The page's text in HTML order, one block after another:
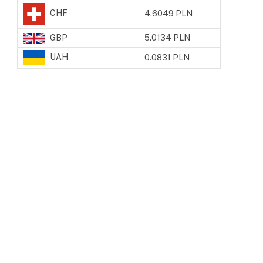
CHF 4.6049 PLN
GBP 5.0134 PLN
UAH 0.0831 PLN